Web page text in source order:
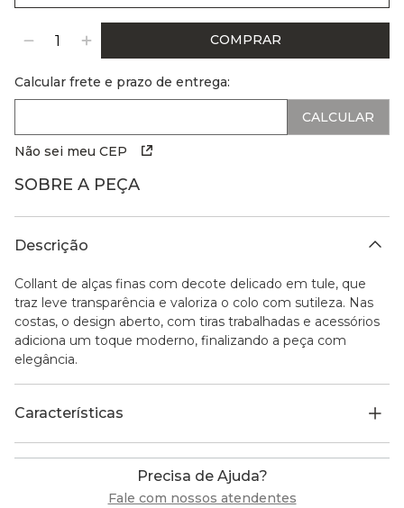
COMPRAR
Calcular frete e prazo de entrega:
Não sei meu CEP
SOBRE A PEÇA
Descrição
Collant de alças finas com decote delicado em tule, que
traz leve transparência e valoriza o colo com sutileza. Nas
costas, o design aberto, com tiras trabalhadas e acessórios
adiciona um toque moderno, finalizando a peça com
elegância.
Características
Precisa de Ajuda?
Fale com nossos atendentes